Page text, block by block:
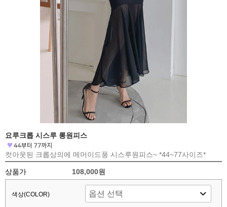
요루크롭 시스루 롱원피스
컷아웃된 크롭상의에 메머이드풍 시스루원피스~ *44~77사이즈*
상품가 108,000원
색상(COLOR)